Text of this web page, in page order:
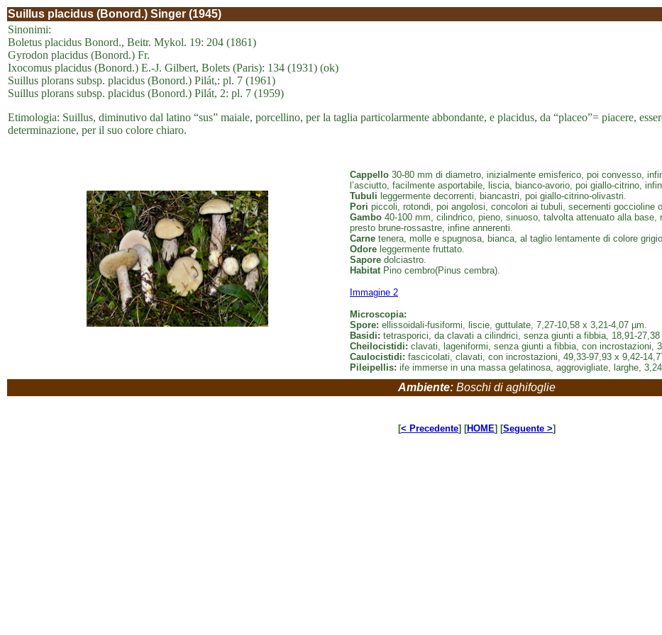
Suillus placidus (Bonord.) Singer (1945)
Sinonimi:
Boletus placidus Bonord., Beitr. Mykol. 19: 204 (1861)
Gyrodon placidus (Bonord.) Fr.
Ixocomus placidus (Bonord.) E.-J. Gilbert, Bolets (Paris): 134 (1931) (ok)
Suillus plorans subsp. placidus (Bonord.) Pilát,: pl. 7 (1961)
Suillus plorans subsp. placidus (Bonord.) Pilát, 2: pl. 7 (1959)
Etimologia: Suillus, diminutivo dal latino “sus” maiale, porcellino, per la taglia particolarmente abbondante, e placidus, da “placeo”= piacere,
determinazione, per il suo colore chiaro.
Cappello 30-80 mm di diametro, inizialmente emisferico, poi convesso,
l’asciutto, facilmente asportabile, liscia, bianco-avorio, poi giallo-citrino,
Tubuli leggermente decorrenti, biancastri, poi giallo-citrino-olivastri.
Pori piccoli, rotondi, poi angolosi, concolori ai tubuli, secernenti goccioline
Gambo 40-100 mm, cilindrico, pieno, sinuoso, talvolta attenuato alla
presto brune-rossastre, infine annerenti.
Carne tenera, molle e spugnosa, bianca, al taglio lentamente di colore
Odore leggermente fruttato.
Sapore dolciastro.
HabitatPino cembro(Pinus cembra).
Immagine 2
Microscopia:
Spore: ellissoidali-fusiformi, liscie, guttulate, 7,27-10,58 x 3,21-4,07 µm.
Basidi: tetrasporici, da clavati a cilindrici, senza giunti a fibbia, 18,91-
Cheilocistidi: clavati, lageniformi, senza giunti a fibbia, con incrostazioni,
Caulocistidi: fascicolati, clavati, con incrostazioni, 49,33-97,93 x 9,42-
Pileipellis: ife immerse in una massa gelatinosa, aggrovigliate, larghe,
Ambiente: Boschi di aghifoglie
[< Precedente] [HOME] [Seguente >]